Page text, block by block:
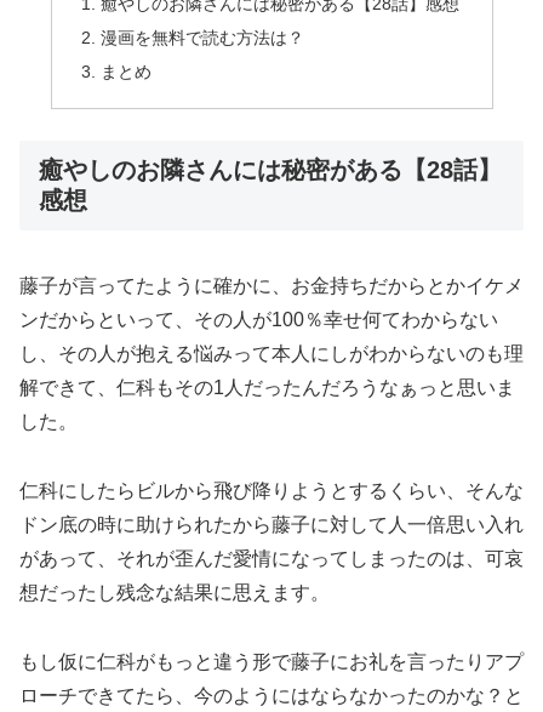
癒やしのお隣さんには秘密がある【28話】感想
漫画を無料で読む方法は？
まとめ
癒やしのお隣さんには秘密がある【28話】
感想
藤子が言ってたように確かに、お金持ちだからとかイケメ
ンだからといって、その人が100％幸せ何てわからない
し、その人が抱える悩みって本人にしがわからないのも理
解できて、仁科もその1人だったんだろうなぁっと思いま
した。
仁科にしたらビルから飛び降りようとするくらい、そんな
ドン底の時に助けられたから藤子に対して人一倍思い入れ
があって、それが歪んだ愛情になってしまったのは、可哀
想だったし残念な結果に思えます。
もし仮に仁科がもっと違う形で藤子にお礼を言ったりアプ
ローチできてたら、今のようにはならなかったのかな？と